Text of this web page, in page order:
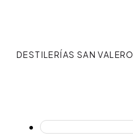
DESTILERÍAS SAN VALERO